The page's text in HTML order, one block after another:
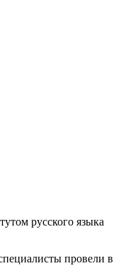
русского языка
провели в